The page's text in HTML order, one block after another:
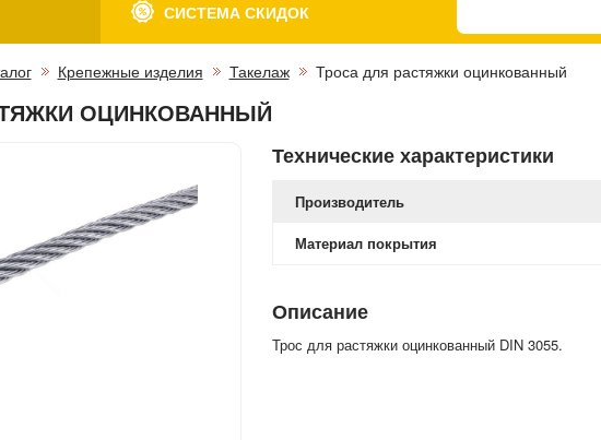
СИСТЕМА СКИДОК
Крепежные изделия Такелаж
Троса для растяжки оцинкованный
ОЦИНКОВАННЫЙ
Технические характеристики
Производитель
Материал покрытия
Описание
Трос для растяжки оцинкованный DIN 3055.